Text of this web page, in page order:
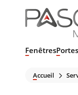
Fenêtres
Accueil